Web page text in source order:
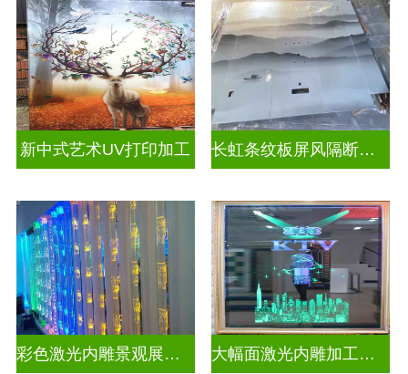
新中式艺术UV打印加工 长虹条纹板屏风隔断装饰彩绘玻璃
彩色激光内雕景观展示发光玻璃 大幅面激光内雕加工生产